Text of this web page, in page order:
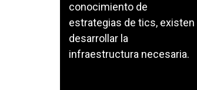
conocimiento de
estrategias de tics,
desarrollar la
infraestructura necesaria.